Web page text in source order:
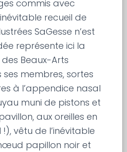
commis avec
recueil de
SaGesse n’est
représente ici la
Beaux-Arts
membres, sortes
à l’appendice nasal
muni de pistons et
aux oreilles en
vêtu de l’inévitable
papillon noir et